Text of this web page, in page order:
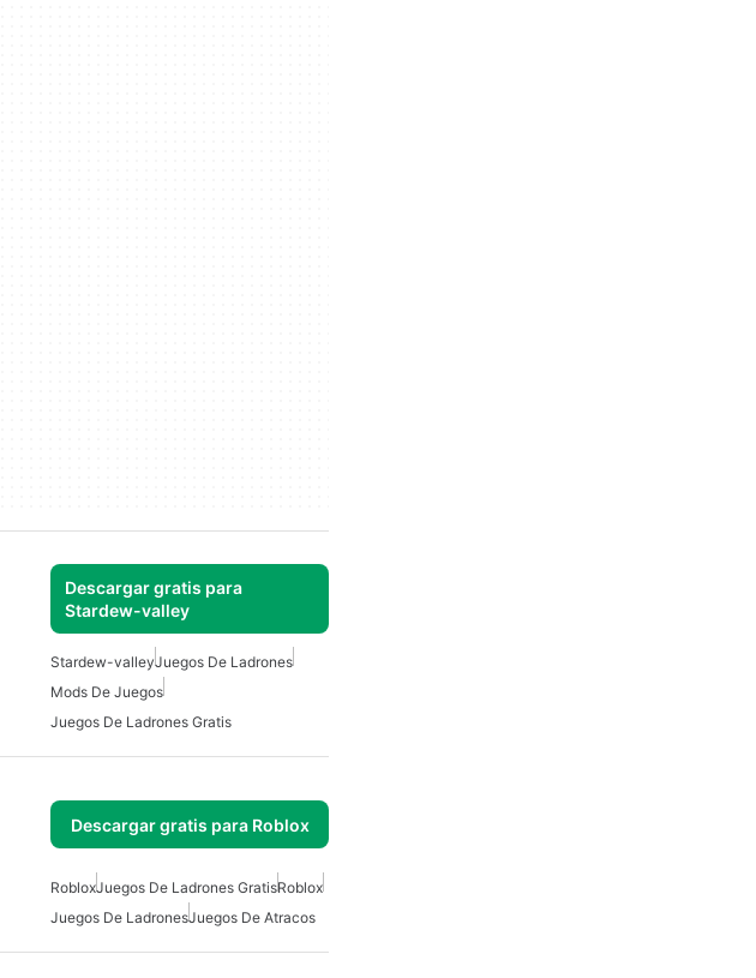
Descargar gratis para
Stardew-valley
Stardew-valleyJuegos De Ladrones
Mods De Juegos
Juegos De Ladrones Gratis
Descargar gratis para Roblox
RobloxJuegos De Ladrones GratisRoblox
Juegos De LadronesJuegos De Atracos